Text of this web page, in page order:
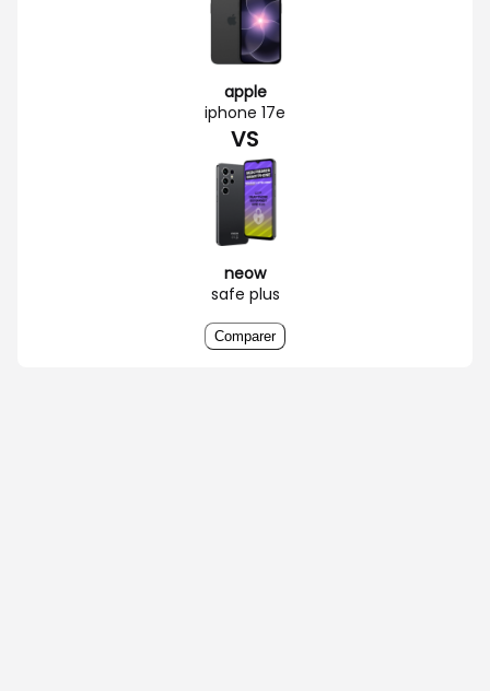
apple
iphone 17e
VS
neow
safe plus
Comparer